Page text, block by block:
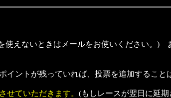
使えないときはメールをお使いください。)
ントが残っていれば、投票を追加すること
せていただきます。 (もしレースが翌日に延